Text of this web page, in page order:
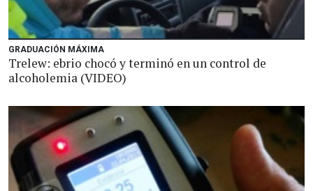
GRADUACIÓN MÁXIMA
Trelew: ebrio chocó y terminó en un control de
alcoholemia (VIDEO)